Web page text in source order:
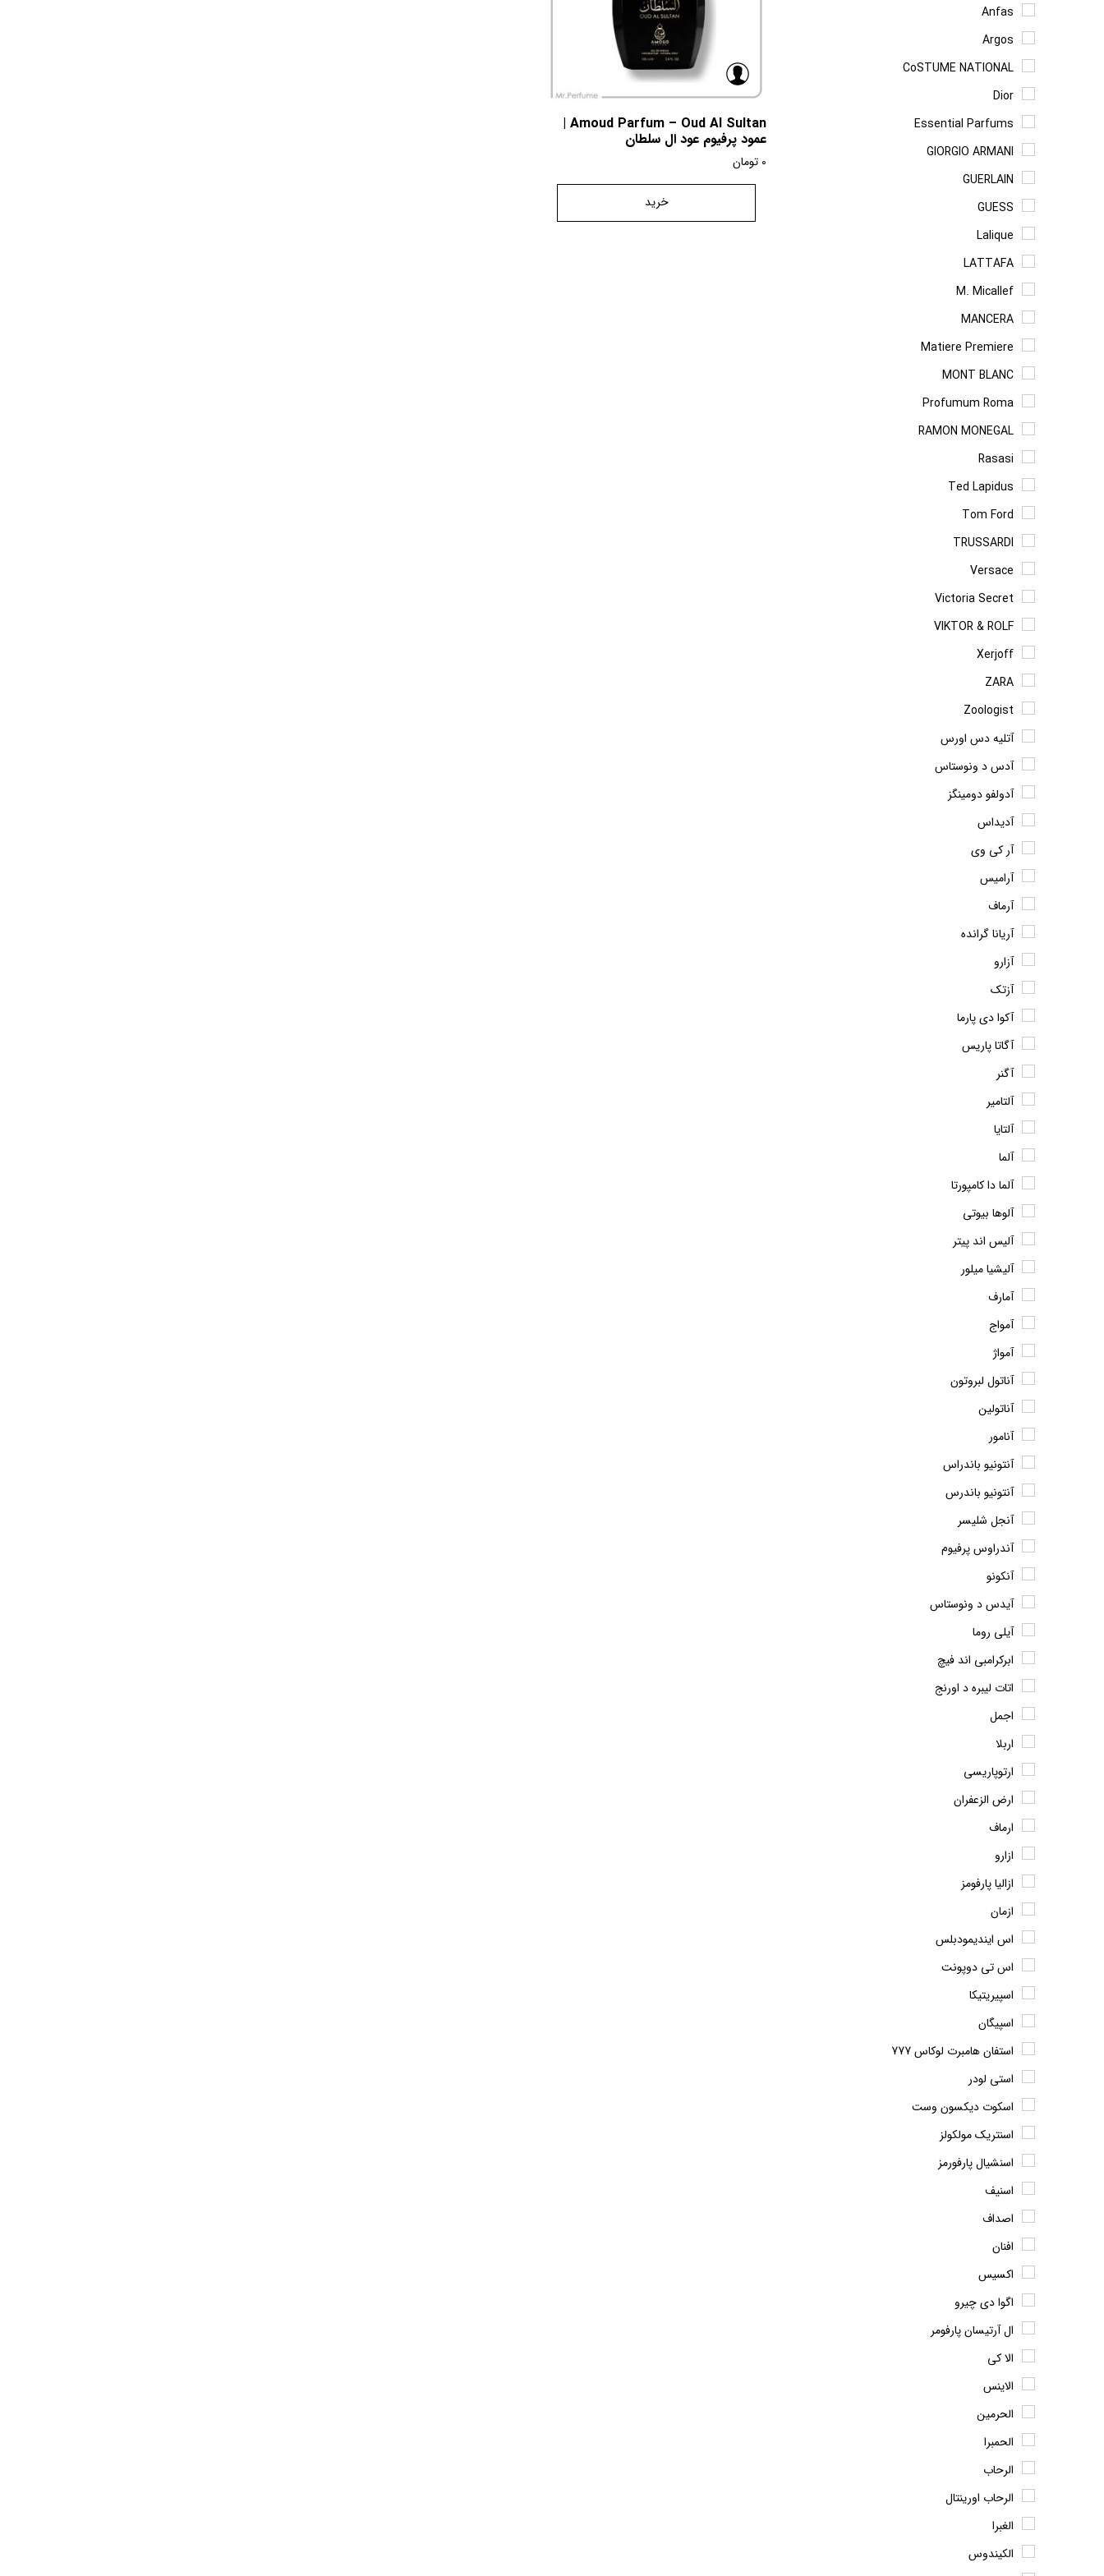
Anfas
Argos
CoSTUME NATIONAL
Dior
Essential Parfums
GIORGIO ARMANI
GUERLAIN
GUESS
Lalique
LATTAFA
M. Micallef
MANCERA
Matiere Premiere
MONT BLANC
Profumum Roma
RAMON MONEGAL
Rasasi
Ted Lapidus
Tom Ford
TRUSSARDI
Versace
Victoria Secret
VIKTOR & ROLF
Xerjoff
ZARA
Zoologist
آتلیه دس اورس
آدس د ونوستاس
آدولفو دومینگز
آدیداس
آر کی وی
آرامیس
آرماف
آریانا گرانده
آزارو
آزتک
آکوا دی پارما
آگاتا پاریس
آگنر
آلتامیر
آلتایا
آلما
آلما دا کامپورتا
آلوها بیوتی
آلیس اند پیتر
آلیشیا میلور
آمارف
آمواج
آمواژ
آناتول لبروتون
آناتولین
آنامور
آنتونیو باندراس
آنتونیو باندرس
آنجل شلیسر
آندراوس پرفیوم
آنکونو
آیدس د ونوستاس
آیلی روما
ابرکرامبی اند فیچ
اتات لیبره د اورنج
اجمل
اربلا
ارتوپاریسی
ارض الزعفران
ارماف
ازارو
ازالیا پارفومز
ازمان
اس ایندیمودبلس
اس تی دوپونت
اسپیریتیکا
اسپیگان
استفان هامبرت لوکاس 777
استی لودر
اسکوت دیکسون وست
اسنتریک مولکولز
اسنشیال پارفورمز
اسنیف
اصداف
افنان
اکسیس
اگوا دی چیرو
ال آرتیسان پارفومر
الا کی
الاینس
الحرمین
الحمبرا
الرحاب
الرحاب اورینتال
الغبرا
الکیندوس
Amoud Parfum – Oud Al Sultan |
عمود پرفیوم عود ال سلطان
0 تومان
خرید